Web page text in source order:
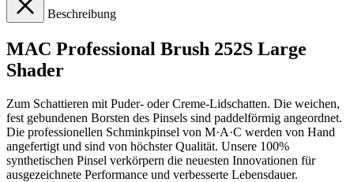
Beschreibung
MAC Professional Brush 252S Large
Shader
Zum Schattieren mit Puder- oder Creme-Lidschatten. Die weichen,
fest gebundenen Borsten des Pinsels sind paddelförmig angeordnet.
Die professionellen Schminkpinsel von M·A·C werden von Hand
angefertigt und sind von höchster Qualität. Unsere 100%
synthetischen Pinsel verkörpern die neuesten Innovationen für
ausgezeichnete Performance und verbesserte Lebensdauer.